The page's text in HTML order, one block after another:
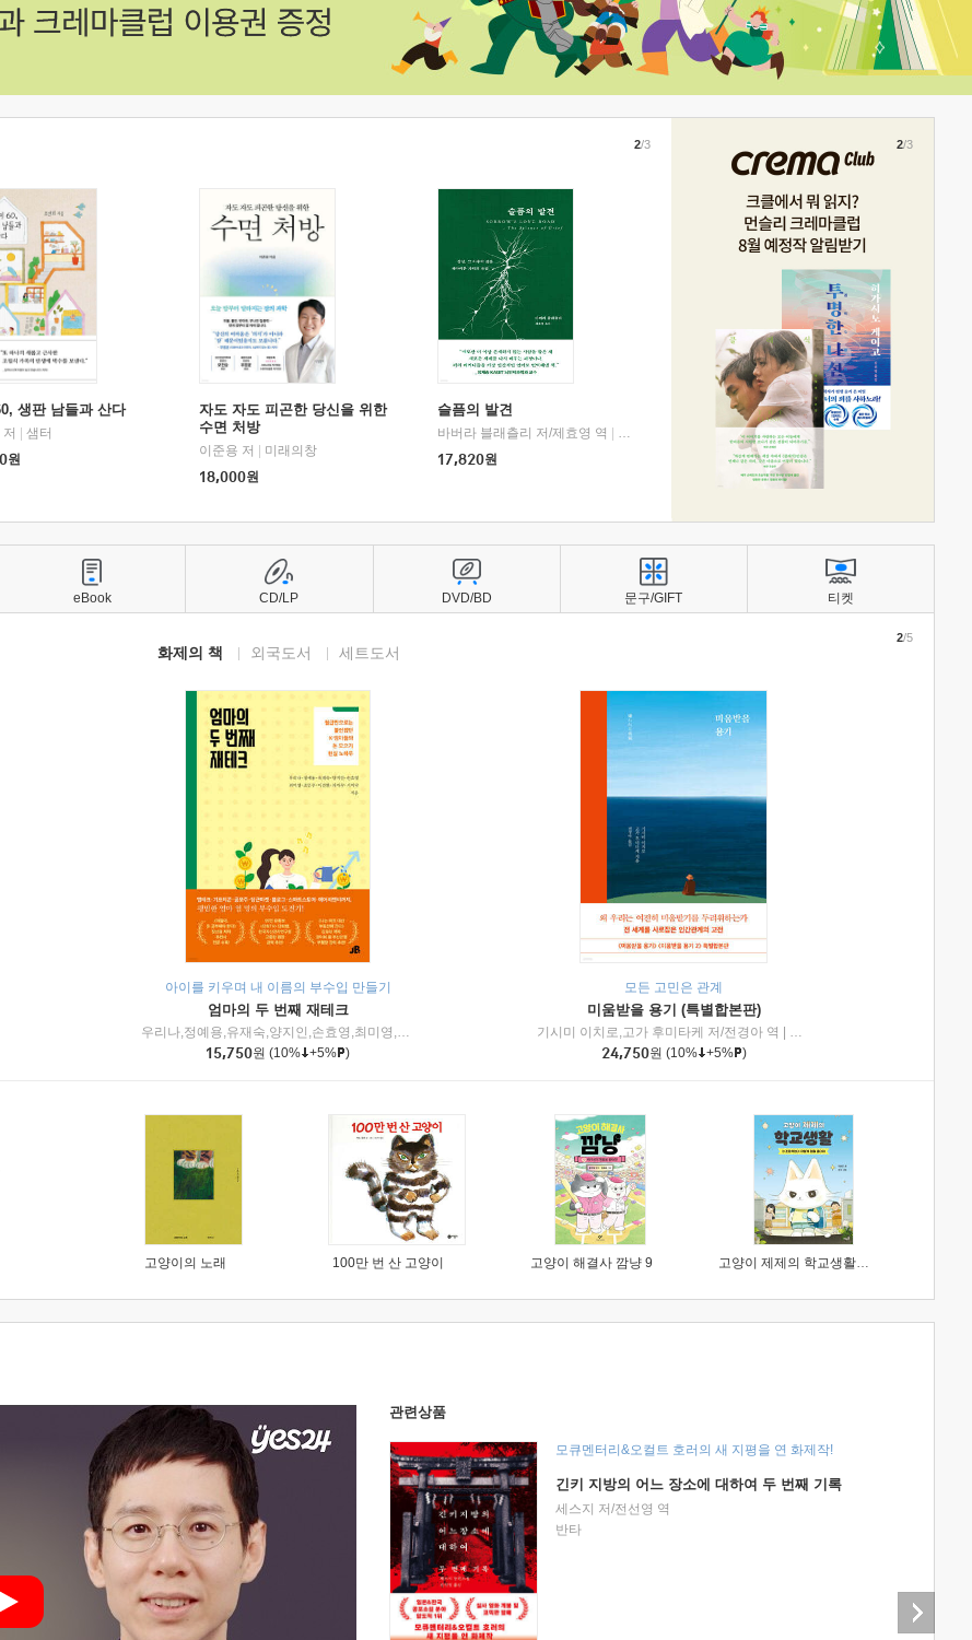
생판 남들과 산다
샘터
원
자도 자도 피곤한 당신을 위한
수면 처방
이준용 저
미래의창
18,000원
슬픔의 발견
바버라 블래츨리 저/제효영 역
디플롯
17,820원
2/3 2/3
화제의 책 외국도서 세트도서
아이를 키우며 내 이름의 부수입 만들기
엄마의 두 번째 재테크
우리나,정예용,유재숙,양지인,손효영,최미영,조민주,이진현,차미숙,서미숙 저 | 제이브리즈북스
15,750원 (10% +5% )
모든 고민은 관계
미움받을 용기 (특별합본판)
기시미 이치로,고가 후미타케 저/전경아 역
인플루엔셜
24,750원 (10% +5% )
2/5
고양이의 노래 100만 번 산 고양이 고양이 해결사 깜냥 9 고양이 제제의 학교생활 1 : 초등학생이 이렇게 힘들 줄이야
eBook CD/LP DVD/BD 문구/GIFT 티켓
관련상품
모큐멘터리&오컬트 호러의 새 지평을 연 화제작!
긴키 지방의 어느 장소에 대하여 두 번째 기록
세스지 저/전선영 역
반타